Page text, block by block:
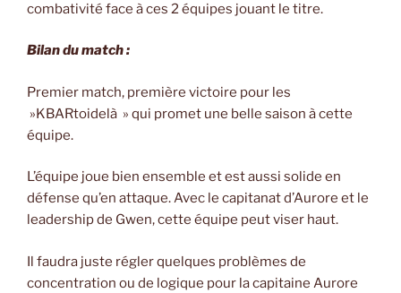
combativité face à ces 2 équipes jouant le titre.
Bilan du match :
Premier match, première victoire pour les
»KBARtoidelà » qui promet une belle saison à cette
équipe.
L’équipe joue bien ensemble et est aussi solide en
défense qu’en attaque. Avec le capitanat d’Aurore et le
leadership de Gwen, cette équipe peut viser haut.
Il faudra juste régler quelques problèmes de
concentration ou de logique pour la capitaine Aurore